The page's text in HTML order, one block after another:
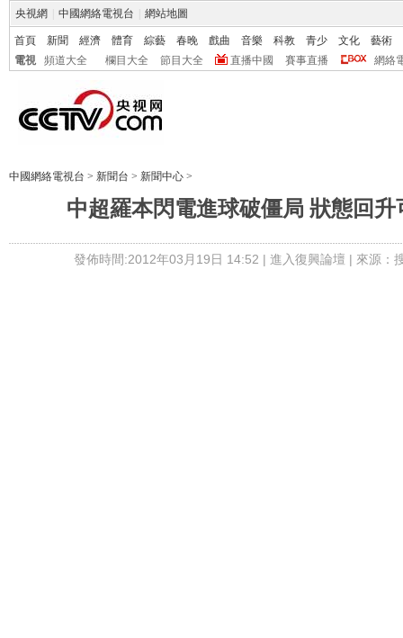
央視網 中國網絡電視台 網站地圖
首頁 新聞 經濟 體育 綜藝 春晚 戲曲 音樂 科教 青少 文化
藝術
電視
頻道大全 欄目大全 節目大全 直播中國 賽事直播 網絡
中國網絡電視台 > 新聞台 > 新聞中心 >
中超羅本閃電進球破僵局 狀態回升
發佈時間:2012年03月19日 14:52 | 進入復興論壇 | 來源：